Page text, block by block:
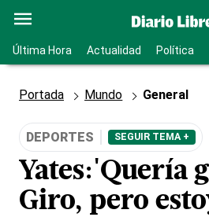
Última Hora Actualidad Política
Portada Mundo General
DEPORTES SEGUIR TEMA +
Yates:'Quería
Giro, pero